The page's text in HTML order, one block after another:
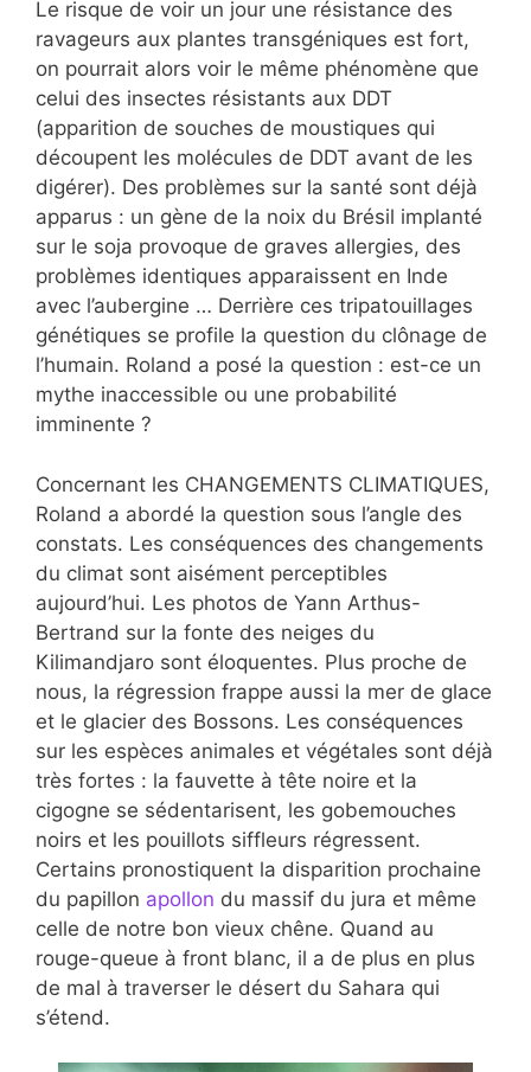
Le risque de voir un jour une résistance des
ravageurs aux plantes transgéniques est fort,
on pourrait alors voir le même phénomène que
celui des insectes résistants aux DDT
(apparition de souches de moustiques qui
découpent les molécules de DDT avant de les
digérer). Des problèmes sur la santé sont déjà
apparus : un gène de la noix du Brésil implanté
sur le soja provoque de graves allergies, des
problèmes identiques apparaissent en Inde
avec l’aubergine … Derrière ces tripatouillages
génétiques se profile la question du clônage de
l’humain. Roland a posé la question : est-ce un
mythe inaccessible ou une probabilité
imminente ?
Concernant les CHANGEMENTS CLIMATIQUES,
Roland a abordé la question sous l’angle des
constats. Les conséquences des changements
du climat sont aisément perceptibles
aujourd’hui. Les photos de Yann Arthus-
Bertrand sur la fonte des neiges du
Kilimandjaro sont éloquentes. Plus proche de
nous, la régression frappe aussi la mer de glace
et le glacier des Bossons. Les conséquences
sur les espèces animales et végétales sont déjà
très fortes : la fauvette à tête noire et la
cigogne se sédentarisent, les gobemouches
noirs et les pouillots siffleurs régressent.
Certains pronostiquent la disparition prochaine
du papillon apollon du massif du jura et même
celle de notre bon vieux chêne. Quand au
rouge-queue à front blanc, il a de plus en plus
de mal à traverser le désert du Sahara qui
s’étend.